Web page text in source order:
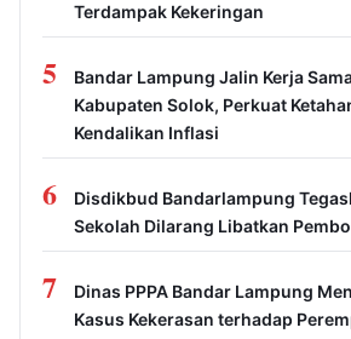
Terdampak Kekeringan
5
Bandar Lampung Jalin Kerja
Kabupaten Solok, Perkuat
Kendalikan Inflasi
6
Disdikbud Bandarlampung
Sekolah Dilarang Libatkan
7
Dinas PPPA Bandar Lampung
Kasus Kekerasan terhadap